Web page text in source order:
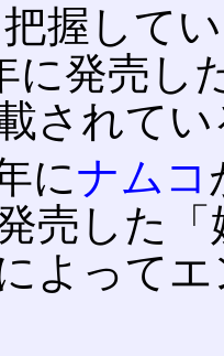
把握して
に発売
されてい
にナムコ
売した
よって